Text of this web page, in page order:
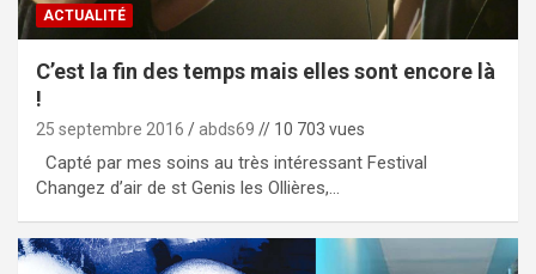
ACTUALITÉ
C’est la fin des temps mais elles sont encore là
!
25 septembre 2016 abds69 // 10 703 vues
Capté par mes soins au très intéressant Festival
Changez d’air de st Genis les Ollières,…